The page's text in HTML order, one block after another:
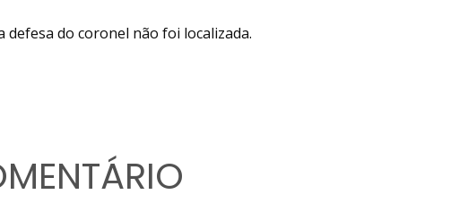
defesa do coronel não foi localizada.